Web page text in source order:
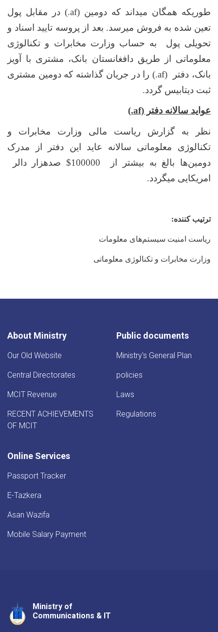
طوریکه همگان میداند که دومین (.af) در مقابل پول
تعین شده به فروش میرسد. بعد از پروسه تایید اسناد و
تحویلی پول به حساب وزارت مخابرات و تکنالوژی
معلوماتی از طریق دافغانستان بانک، مشتری با آویز
بانک، دفتر
(.af) را در جریان گذاشته که دومین مشتری
ثبت دیتابیس گردد.
عواید سالانه دفتر (.af)
نظر به گزارش ریاست مالی وزارت مخابرات و
تکنالوژی معلوماتی سالانه عاید این دفتر از مدرک
دومین‌ها بالغ به بیشتر از
$100000 صدهزار دالر
امریکایی میگردد.
ترتیب کننده:
ریاست امنیت سیستم‌های معلومات
وزارت مخابرات و تکنالوژی معلوماتی
About Ministry
Our Old Website
Central Directorates
MCIT Revenue
RECENT ACHIEVEMENTS
OF MCIT
Public documents
Ministry's General Plan
policies
Laws
Regulations
Online Services
Passport Tracker
E-Tazkera
Asan Wazifa
Mobile Salary Payment
Ministry of
Communications & IT